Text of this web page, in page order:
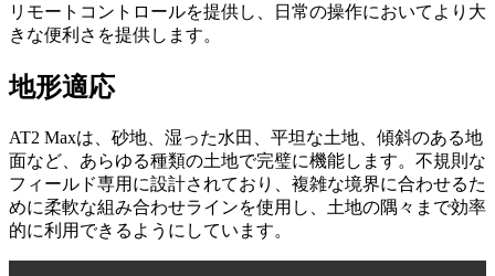
リモートコントロールを提供し、日常の操作においてより大
きな便利さを提供します。
地形適応
AT2 Maxは、砂地、湿った水田、平坦な土地、傾斜のある地
面など、あらゆる種類の土地で完璧に機能します。不規則な
フィールド専用に設計されており、複雑な境界に合わせるた
めに柔軟な組み合わせラインを使用し、土地の隅々まで効率
的に利用できるようにしています。